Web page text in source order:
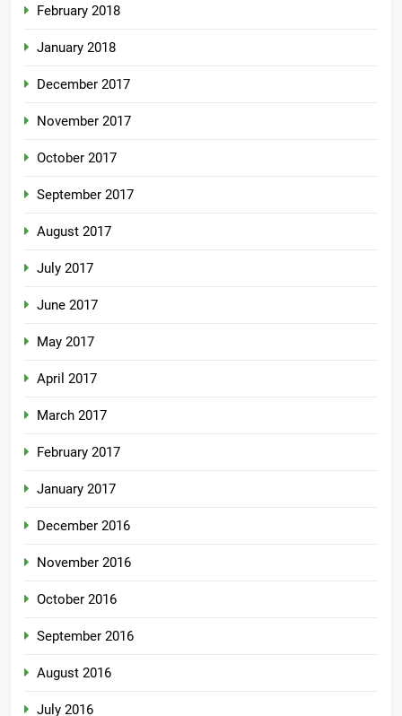
February 2018
January 2018
December 2017
November 2017
October 2017
September 2017
August 2017
July 2017
June 2017
May 2017
April 2017
March 2017
February 2017
January 2017
December 2016
November 2016
October 2016
September 2016
August 2016
July 2016